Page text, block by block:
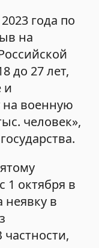
года по
на
до 27 лет,
и
военную
человек»,
октября в
неявку в